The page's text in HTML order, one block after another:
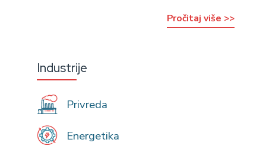
Pročitaj više >>
Industrije
Privreda
Energetika